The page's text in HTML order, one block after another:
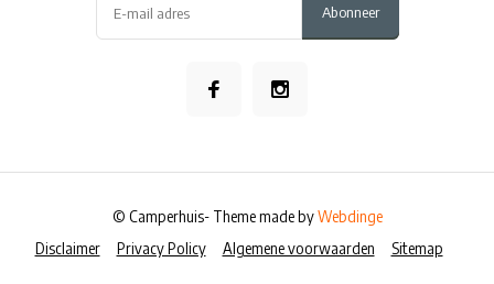
Abonneer
Disclaimer Privacy Policy Algemene voorwaarden Sitemap
© Camperhuis- Theme made byWebdinge